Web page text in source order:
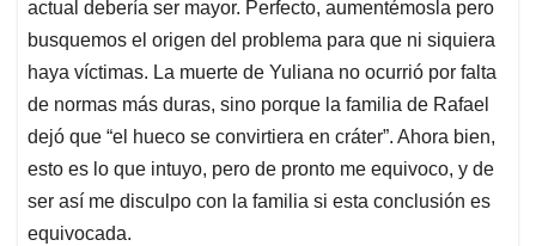
actual debería ser mayor. Perfecto, aumentémosla pero
busquemos el origen del problema para que ni siquiera
haya víctimas. La muerte de Yuliana no ocurrió por falta
de normas más duras, sino porque la familia de Rafael
dejó que “el hueco se convirtiera en cráter”. Ahora bien,
esto es lo que intuyo, pero de pronto me equivoco, y de
ser así me disculpo con la familia si esta conclusión es
equivocada.